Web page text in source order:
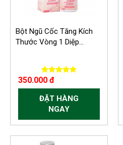
Bột Ngũ Cốc Tăng Kích
Thước Vòng 1 Diệp...
350.000 đ
ĐẶT HÀNG
NGAY